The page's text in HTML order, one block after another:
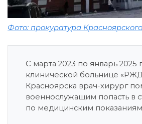
Фото: прокуратура
С марта 2023 по январь 2025
клинической больнице
Красноярска врач-хирург
военнослужащим попасть в
по медицинским